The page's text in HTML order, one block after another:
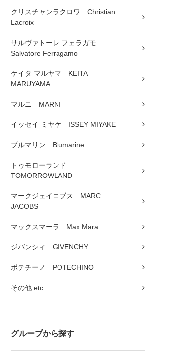
クリスチャンラクロワ Christian
Lacroix
サルヴァトーレ フェラガモ
Salvatore Ferragamo
ケイタ マルヤマ KEITA
MARUYAMA
マルニ MARNI
イッセイ ミヤケ ISSEY MIYAKE
ブルマリン Blumarine
トゥモローランド
TOMORROWLAND
マークジェイコブス MARC
JACOBS
マックスマーラ Max Mara
ジバンシィ GIVENCHY
ポテチーノ POTECHINO
その他 etc
グループから探す